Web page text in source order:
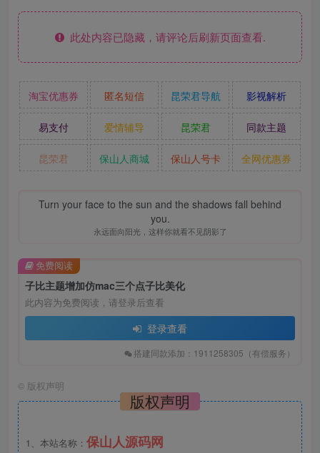
此处内容已隐藏，请评论后刷新页面查看.
淘宝优惠券 匿名短信 昆荣君导航 影视解析
易支付 爱情辅导 昆荣君 同款主题
昆荣君 保山人商城 保山人号卡 全网优惠券
Turn your face to the sun and the shadows fall behind
you.
永远面向阳光，这样你就看不见阴影了
子比主题增加仿mac三个点子比美化
此内容为免费阅读，请登录后查看
登录查看
搭建同款添加：1911258305（有偿服务）
免费阅读
© 版权声明
版权声明
1、本站名称： 保山人源码网